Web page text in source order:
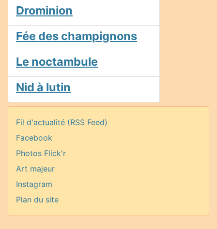
Drominion
Fée des champignons
Le noctambule
Nid à lutin
Fil d'actualité (RSS Feed)
Facebook
Photos Flick'r
Art majeur
Instagram
Plan du site